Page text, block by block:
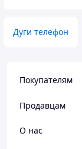
Дуги телефон
Покупателям
Продавцам
О нас